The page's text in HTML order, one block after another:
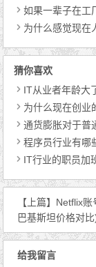
如果一辈子在工
为什么感觉现在
猜你喜欢
IT从业者年龄大
为什么现在创业
通货膨胀对于普
程序员行业有哪
IT行业的职员加
【上篇】 Netflix账
巴基斯坦价格对比
给我留言